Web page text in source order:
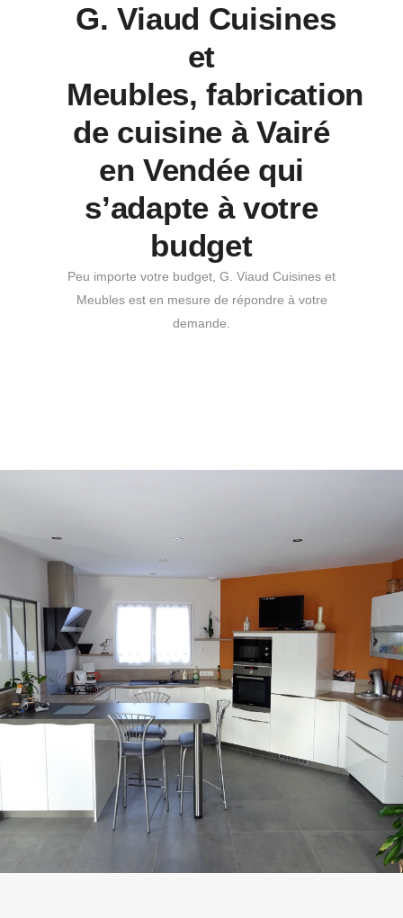
G. Viaud Cuisines
et
Meubles, fabrication
de cuisine à Vairé
en Vendée qui
s’adapte à votre
budget
Peu importe votre budget, G. Viaud Cuisines et
Meubles est en mesure de répondre à votre
demande.